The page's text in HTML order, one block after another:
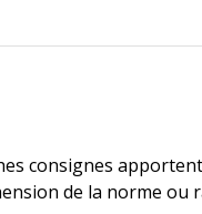
consignes
de la norme ou